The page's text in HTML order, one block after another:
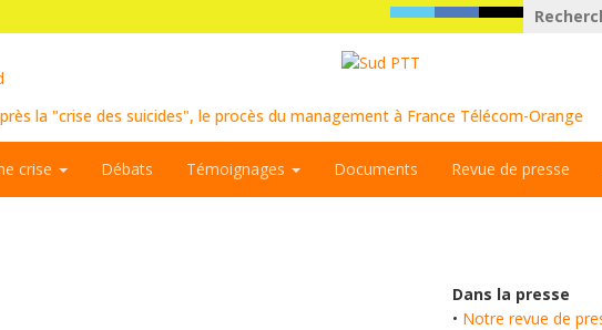
la "crise des suicides", le procès du management à France Télécom-Orange
crise Débats Témoignages Documents Revue de presse
Dans la presse
• Notre revue de